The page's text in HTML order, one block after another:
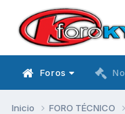
Foros
Inicio FORO TÉCNICO